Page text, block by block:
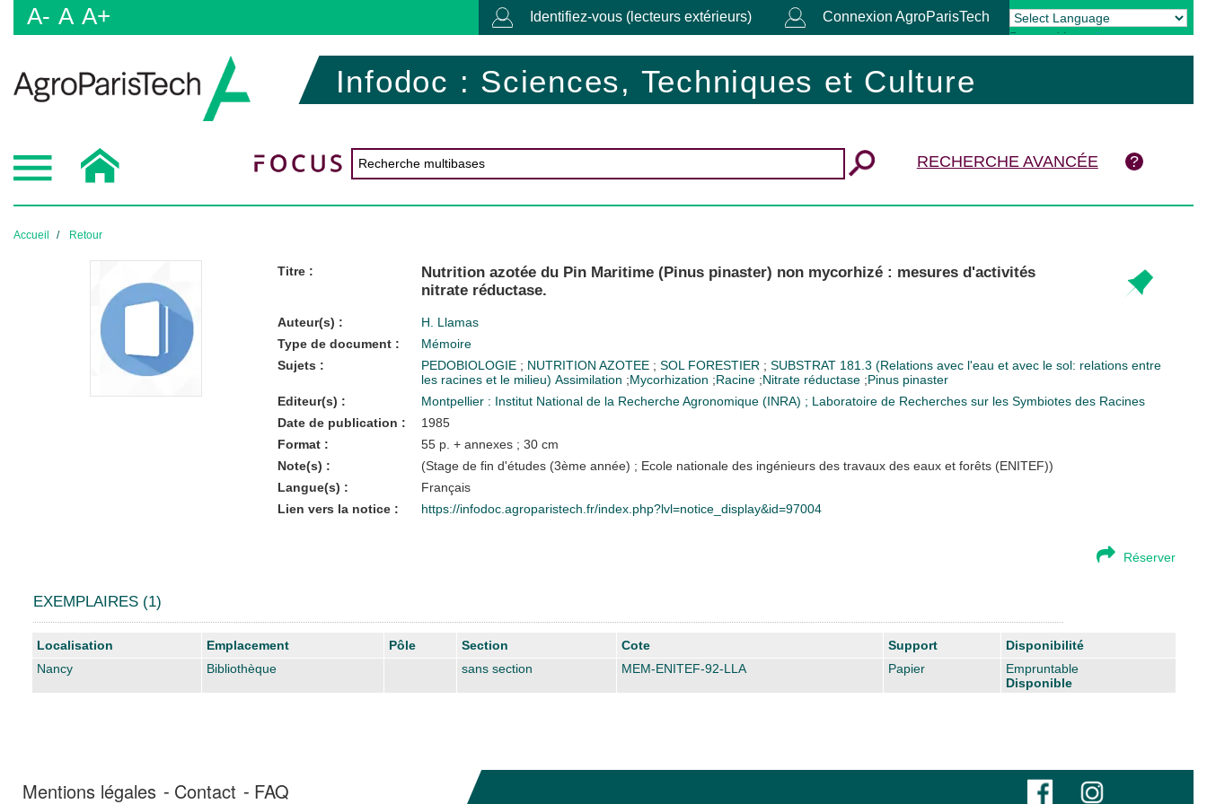
A- A A+ Identifiez-vous (lecteurs extérieurs) Connexion AgroParisTech
Powered by Translate
Infodoc : Sciences, Techniques et Culture
RECHERCHE AVANCÉE
Accueil Retour
Titre :
Nutrition azotée du Pin Maritime (Pinus pinaster) non mycorhizé : mesures d'activités
nitrate réductase.
Auteur(s) :
H. Llamas
Type de document :
Mémoire
Sujets :
PEDOBIOLOGIE ; NUTRITION AZOTEE ; SOL FORESTIER ; SUBSTRAT 181.3 (Relations avec l'eau et avec le sol: relations entre
les racines et le milieu) Assimilation ;Mycorhization ;Racine ;Nitrate réductase ;Pinus pinaster
Editeur(s) :
Montpellier : Institut National de la Recherche Agronomique (INRA) ; Laboratoire de Recherches sur les Symbiotes des Racines
Date de publication :
1985
Format :
55 p. + annexes ; 30 cm
Note(s) :
(Stage de fin d'études (3ème année) ; Ecole nationale des ingénieurs des travaux des eaux et forêts (ENITEF))
Langue(s) :
Français
Lien vers la notice :
https://infodoc.agroparistech.fr/index.php?lvl=notice_display&id=97004
Réserver
EXEMPLAIRES (1)
Liste des exemplaires
Localisation Emplacement Pôle Section Cote Support
Disponibilité
Nancy
Bibliothèque sans section MEM-ENITEF-92-LLA Papier
Empruntable
Disponible
Mentions légales Contact FAQ